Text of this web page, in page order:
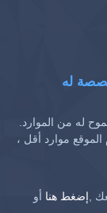
له
له من الموارد.
موارد أقل ،
,إضغط هنا أو